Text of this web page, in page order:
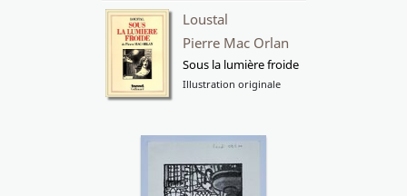
Loustal
Pierre Mac Orlan
Sous la lumière froide
Illustration originale